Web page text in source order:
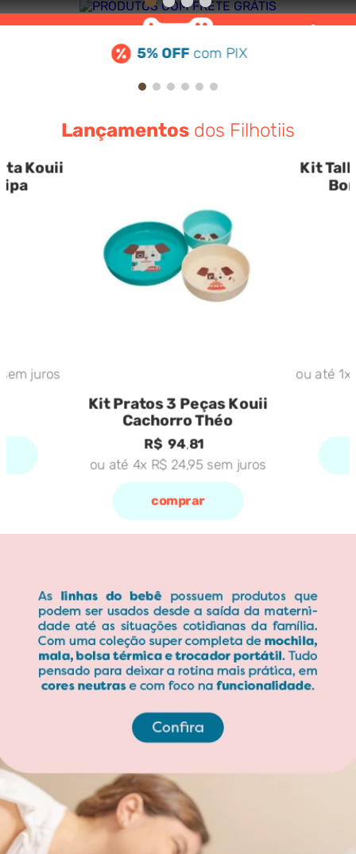
5% OFFcom PIX
Lançamentos dos Filhotiis
Kouii
juros
Kit Pratos 3 Peças Kouii
Cachorro Théo
R$ 94,81
ou até 4x R$ 24,95sem juros
comprar
Kit
ou até 1x